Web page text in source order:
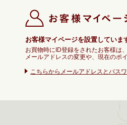
お客様マイページを設置していま
お買物時にID登録をされたお客様は、
メールアドレスの変更や、現在のポ
こちらからメールアドレスとパス